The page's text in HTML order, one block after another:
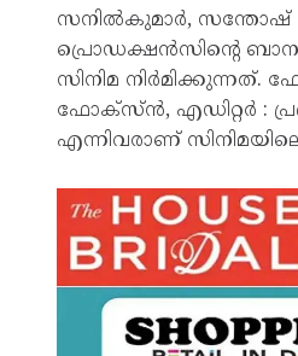
സനിൽകുമാർ, സന്തോഷ്
പ്രൊഡക്ഷൻസിന്റെ
സിനിമ
ഫോക്സ്ൻ, എഡിറ്റർ :
എന്നിവരാണ്